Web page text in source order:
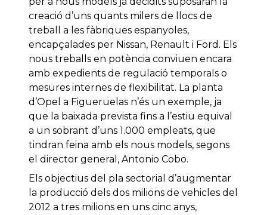
creació d’uns quants milers de llocs de
treball a les fàbriques espanyoles,
encapçalades per Nissan, Renault i Ford. Els
nous treballs en potència conviuen encara
amb expedients de regulació temporals o
mesures internes de flexibilitat. La planta
d’Opel a Figueruelas n’és un exemple, ja
que la baixada prevista fins a l’estiu equival
a un sobrant d’uns 1.000 empleats, que
tindran feina amb els nous models, segons
el director general, Antonio Cobo.
Els objectius del pla sectorial d’augmentar
la producció dels dos milions de vehicles del
2012 a tres milions en uns cinc anys,